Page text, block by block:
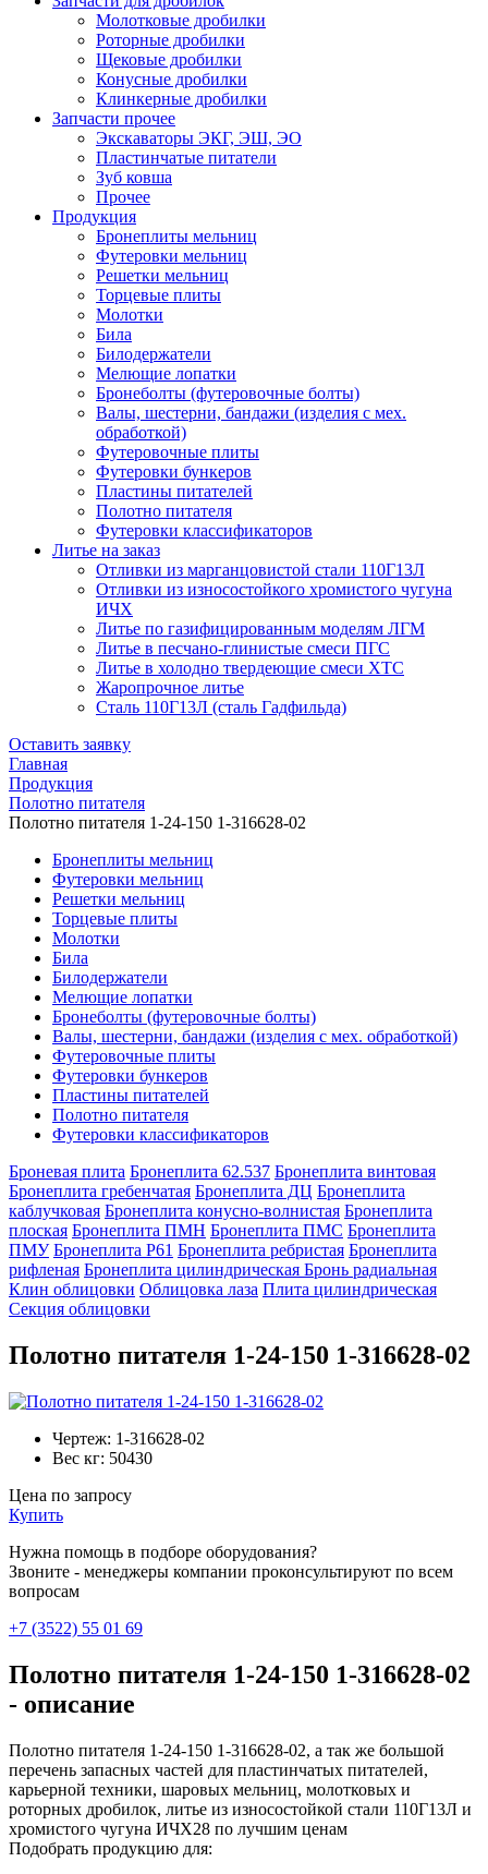
Молотковые дробилки
Роторные дробилки
Щековые дробилки
Конусные дробилки
Клинкерные дробилки
Запчасти прочее
Экскаваторы ЭКГ, ЭШ, ЭО
Пластинчатые питатели
Зуб ковша
Прочее
Продукция
Бронеплиты мельниц
Футеровки мельниц
Решетки мельниц
Торцевые плиты
Молотки
Била
Билодержатели
Мелющие лопатки
Бронеболты (футеровочные болты)
Валы, шестерни, бандажи (изделия с мех.
обработкой)
Футеровочные плиты
Футеровки бункеров
Пластины питателей
Полотно питателя
Футеровки классификаторов
Литье на заказ
Отливки из марганцовистой стали 110Г13Л
Отливки из износостойкого хромистого чугуна
ИЧХ
Литье по газифицированным моделям ЛГМ
Литье в песчано-глинистые смеси ПГС
Литье в холодно твердеющие смеси ХТС
Жаропрочное литье
Сталь 110Г13Л (сталь Гадфильда)
Оставить заявку
Главная
Продукция
Полотно питателя
Полотно питателя 1-24-150 1-316628-02
Бронеплиты мельниц
Футеровки мельниц
Решетки мельниц
Торцевые плиты
Молотки
Била
Билодержатели
Мелющие лопатки
Бронеболты (футеровочные болты)
Валы, шестерни, бандажи (изделия с мех. обработкой)
Футеровочные плиты
Футеровки бункеров
Пластины питателей
Полотно питателя
Футеровки классификаторов
Броневая плита Бронеплита 62.537 Бронеплита винтовая
Бронеплита гребенчатая Бронеплита ДЦ Бронеплита
каблучковая Бронеплита конусно-волнистая Бронеплита
плоская Бронеплита ПМН Бронеплита ПМС Бронеплита
ПМУ Бронеплита Р61 Бронеплита ребристая Бронеплита
рифленая Бронеплита цилиндрическая Бронь радиальная
Клин облицовки Облицовка лаза Плита цилиндрическая
Секция облицовки
Полотно питателя 1-24-150 1-316628-02
Чертеж: 1-316628-02
Вес кг: 50430
Цена по запросу
Купить
Нужна помощь в подборе оборудования?
Звоните - менеджеры компании проконсультируют по всем
вопросам
+7 (3522) 55 01 69
Полотно питателя 1-24-150 1-316628-02
- описание
Полотно питателя 1-24-150 1-316628-02, а так же большой
перечень запасных частей для пластинчатых питателей,
карьерной техники, шаровых мельниц, молотковых и
роторных дробилок, литье из износостойкой стали 110Г13Л и
хромистого чугуна ИЧХ28 по лучшим ценам
Подобрать продукцию для: